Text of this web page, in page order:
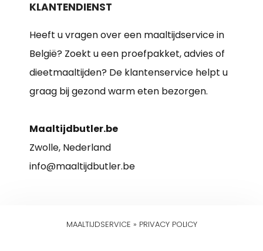
KLANTENDIENST
Heeft u vragen over een maaltijdservice in
België? Zoekt u een proefpakket, advies of
dieetmaaltijden? De klantenservice helpt u
graag bij gezond warm eten bezorgen.
Maaltijdbutler.be
Zwolle, Nederland
info@maaltijdbutler.be
MAALTIJDSERVICE » PRIVACY POLICY